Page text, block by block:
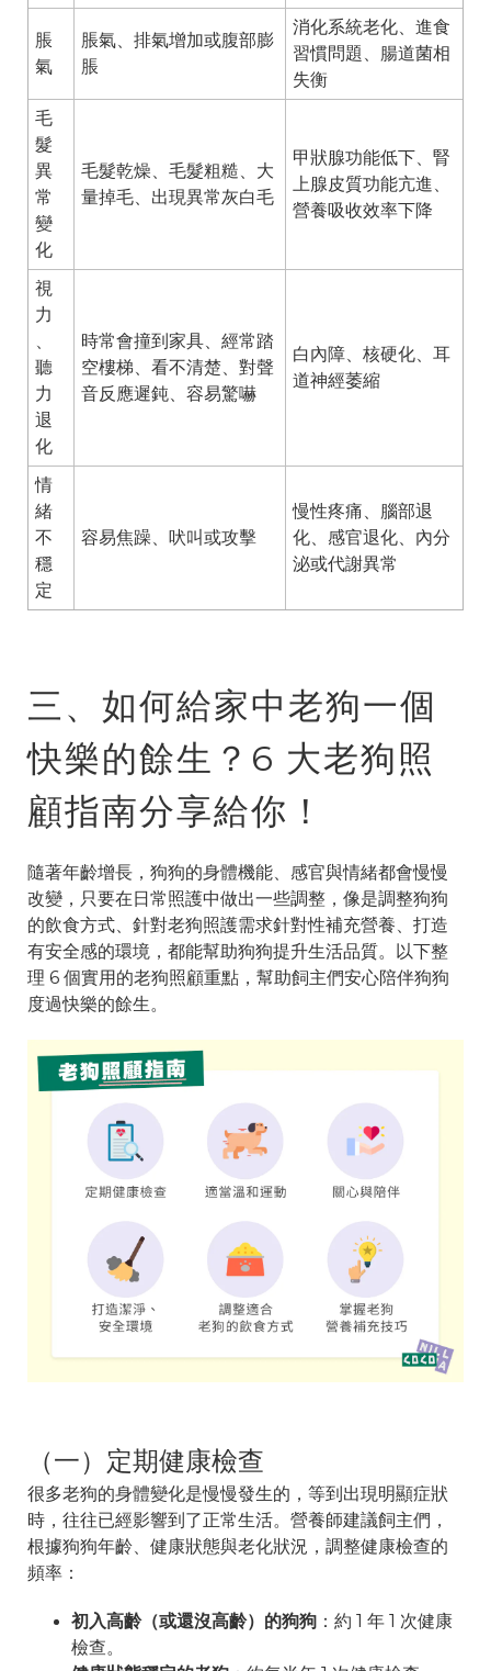
脹
氣
脹氣、排氣增加或腹部膨
脹
消化系統老化、進食
習慣問題、腸道菌相
失衡
毛
髮
異
常
變
化
毛髮乾燥、毛髮粗糙、大
量掉毛、出現異常灰白毛
甲狀腺功能低下、腎
上腺皮質功能亢進、
營養吸收效率下降
視
力
聽
力
退
化
時常會撞到家具、經常踏
空樓梯、看不清楚、對聲
音反應遲鈍、容易驚嚇
白內障、核硬化、耳
道神經萎縮
情
緒
不
穩
定
容易焦躁、吠叫或攻擊
慢性疼痛、腦部退
化、感官退化、內分
泌或代謝異常
三、如何給家中老狗一個
快樂的餘生？6 大老狗照
顧指南分享給你！
隨著年齡增長，狗狗的身體機能、感官與情緒都會慢慢
改變，只要在日常照護中做出一些調整，像是調整狗狗
的飲食方式、針對老狗照護需求針對性補充營養、打造
有安全感的環境，都能幫助狗狗提升生活品質。以下整
理 6 個實用的老狗照顧重點，幫助飼主們安心陪伴狗狗
度過快樂的餘生。
（一）定期健康檢查
很多老狗的身體變化是慢慢發生的，等到出現明顯症狀
時，往往已經影響到了正常生活。營養師建議飼主們，
根據狗狗年齡、健康狀態與老化狀況，調整健康檢查的
頻率：
初入高齡（或還沒高齡）的狗狗 ：約 1 年 1 次健康
檢查。